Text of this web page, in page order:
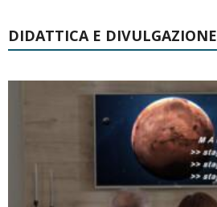
DIDATTICA E DIVULGAZIONE